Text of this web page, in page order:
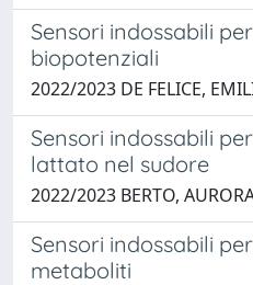
Sensori indossabili
biopotenziali
2022/2023 DE FELICE,
Sensori indossabili
lattato nel sudore
2022/2023 BERTO,
Sensori indossabili
metaboliti